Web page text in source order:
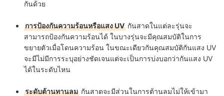
กันด้วย
การป้องกันความร้อนหรือแสง UV กันสาดในแต่ละรุ่นจะ
สามารถป้องกันความร้อนได้ ในบางรุ่นจะมีคุณสมบัติในการ
ขยายตัวเมื่อโดนความร้อน ในขณะเดียวกันคุณสมบัติกันแสง UV
จะมีไม่มีการระบุอย่างชัดเจนแต่จะเป็นการบ่งบอกว่ากันแสง UV
ได้ในระดับไหน
ระดับต้านทานลม กันสาดจะมีส่วนในการต้านลมไม่ให้เข้ามา